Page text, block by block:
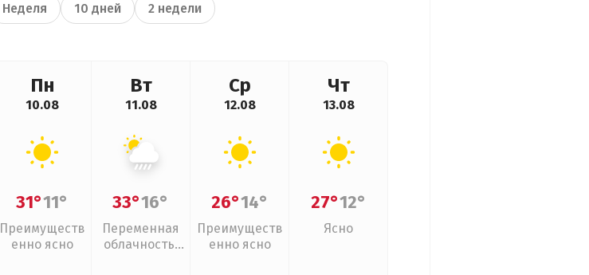
Неделя 10 дней 2 недели
Пн
10.08
31°11°
Преимуществ
енно ясно
Вт
11.08
33°16°
Переменная
облачность,
Ср
12.08
26°14°
Преимуществ
енно ясно
Чт
13.08
27°12°
Ясно